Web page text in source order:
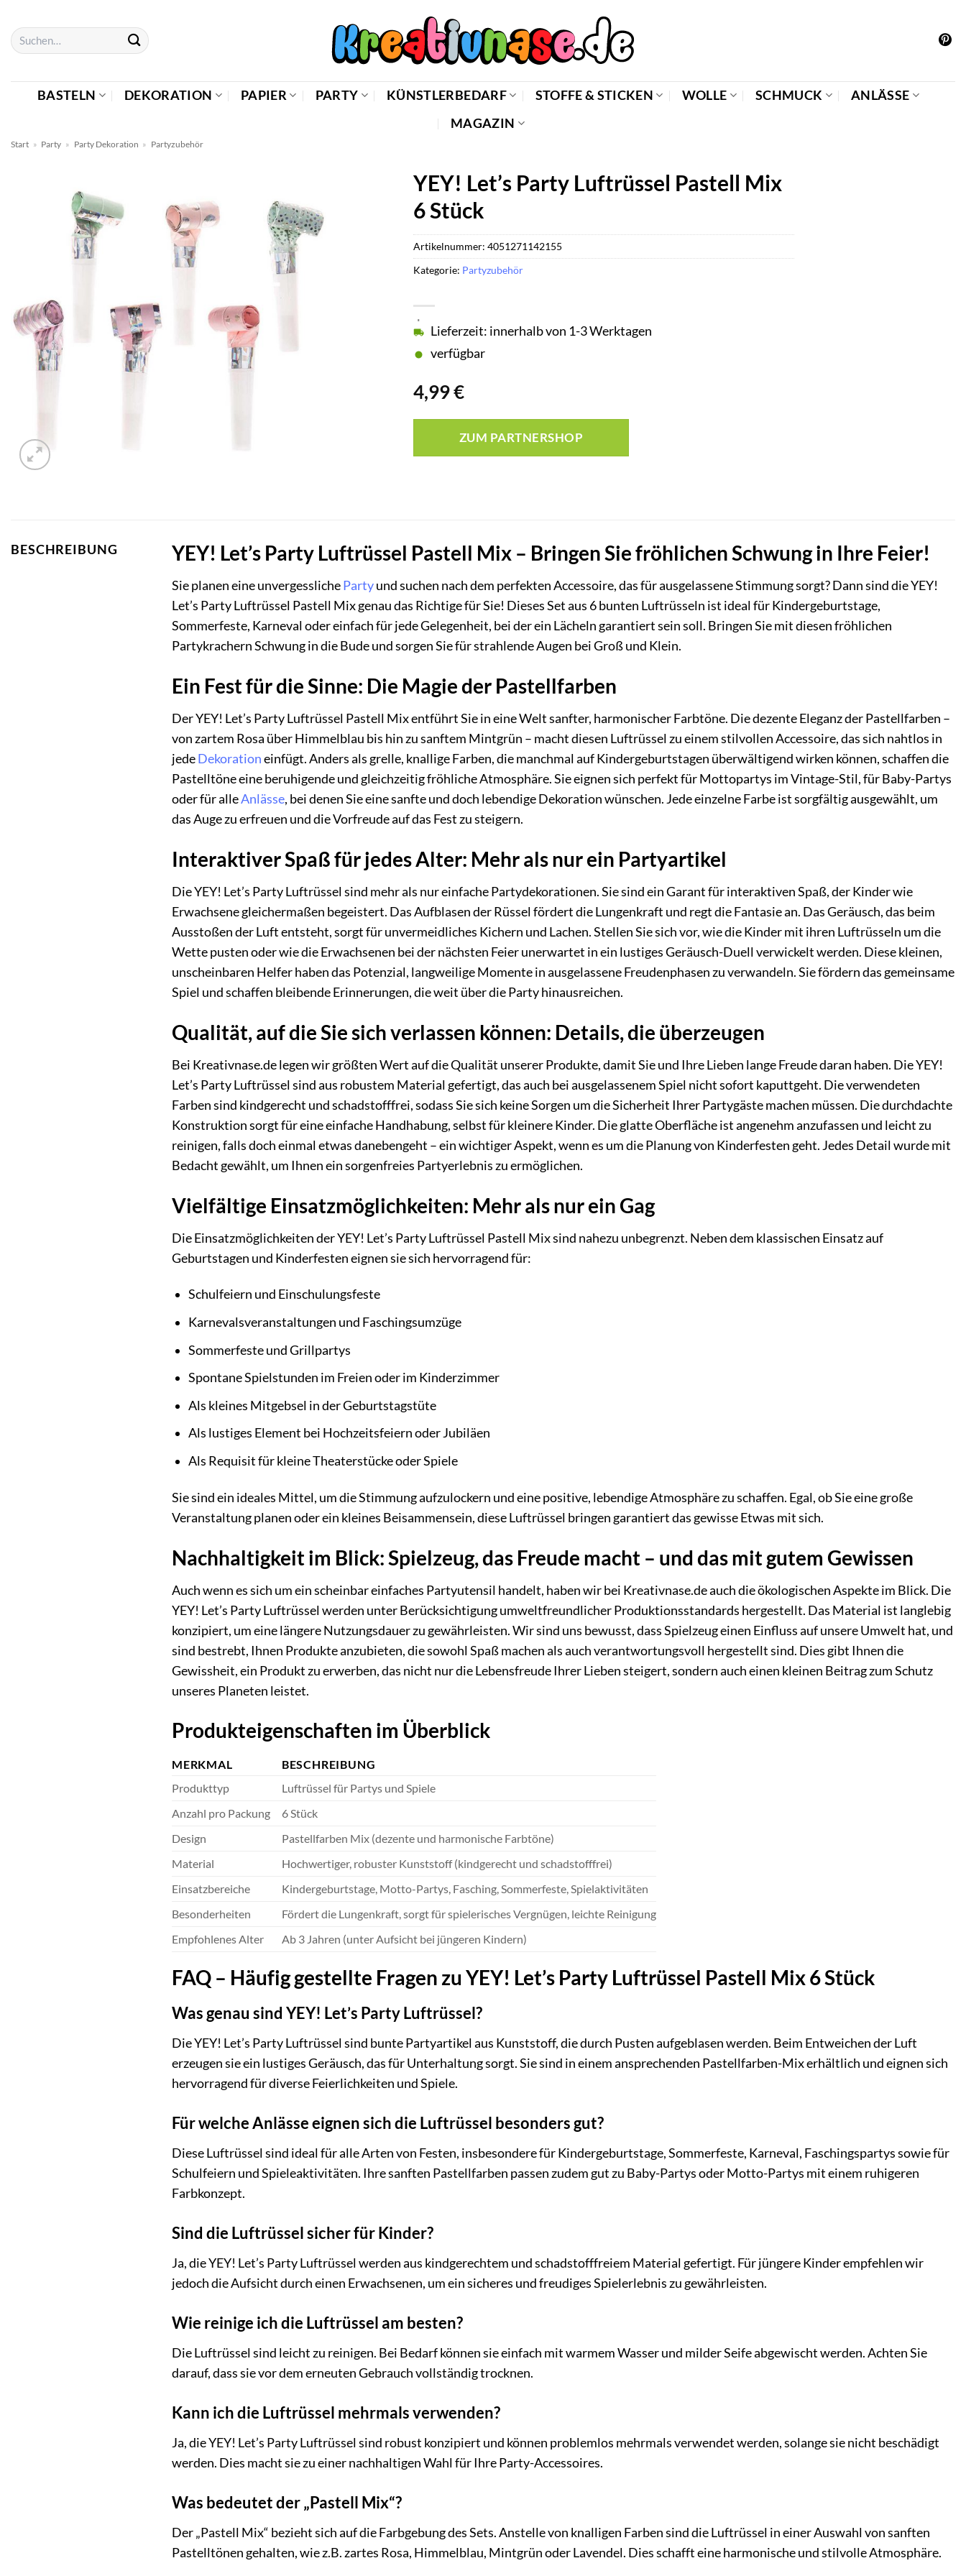
Inhalt
springen
Suchen
nach:
BASTELN DEKORATION PAPIER PARTY KÜNSTLERBEDARF STOFFE & STICKEN WOLLE SCHMUCK
ANLÄSSE
MAGAZIN
Start » Party » Party Dekoration » Partyzubehör
YEY! Let’s Party Luftrüssel Pastell Mix
6 Stück
4,99€
Lieferzeit: innerhalb von 1-3 Werktagen
verfügbar
ZUM PARTNERSHOP
Artikelnummer: 4051271142155
Kategorie: Partyzubehör
BESCHREIBUNG YEY! Let’s Party Luftrüssel Pastell Mix – Bringen Sie fröhlichen Schwung in Ihre Feier!
Sie planen eine unvergesslichePartyund suchen nach dem perfekten Accessoire, das für ausgelassene Stimmung sorgt? Dann sind die YEY!
Let’s Party Luftrüssel Pastell Mix genau das Richtige für Sie! Dieses Set aus 6 bunten Luftrüsseln ist ideal für Kindergeburtstage,
Sommerfeste, Karneval oder einfach für jede Gelegenheit, bei der ein Lächeln garantiert sein soll. Bringen Sie mit diesen fröhlichen
Partykrachern Schwung in die Bude und sorgen Sie für strahlende Augen bei Groß und Klein.
Ein Fest für die Sinne: Die Magie der Pastellfarben
Der YEY! Let’s Party Luftrüssel Pastell Mix entführt Sie in eine Welt sanfter, harmonischer Farbtöne. Die dezente Eleganz der Pastellfarben –
von zartem Rosa über Himmelblau bis hin zu sanftem Mintgrün – macht diesen Luftrüssel zu einem stilvollen Accessoire, das sich nahtlos in
jedeDekorationeinfügt. Anders als grelle, knallige Farben, die manchmal auf Kindergeburtstagen überwältigend wirken können, schaffen die
Pastelltöne eine beruhigende und gleichzeitig fröhliche Atmosphäre. Sie eignen sich perfekt für Mottopartys im Vintage-Stil, für Baby-Partys
oder für alleAnlässe, bei denen Sie eine sanfte und doch lebendige Dekoration wünschen. Jede einzelne Farbe ist sorgfältig ausgewählt, um
das Auge zu erfreuen und die Vorfreude auf das Fest zu steigern.
Interaktiver Spaß für jedes Alter: Mehr als nur ein Partyartikel
Die YEY! Let’s Party Luftrüssel sind mehr als nur einfache Partydekorationen. Sie sind ein Garant für interaktiven Spaß, der Kinder wie
Erwachsene gleichermaßen begeistert. Das Aufblasen der Rüssel fördert die Lungenkraft und regt die Fantasie an. Das Geräusch, das beim
Ausstoßen der Luft entsteht, sorgt für unvermeidliches Kichern und Lachen. Stellen Sie sich vor, wie die Kinder mit ihren Luftrüsseln um die
Wette pusten oder wie die Erwachsenen bei der nächsten Feier unerwartet in ein lustiges Geräusch-Duell verwickelt werden. Diese kleinen,
unscheinbaren Helfer haben das Potenzial, langweilige Momente in ausgelassene Freudenphasen zu verwandeln. Sie fördern das gemeinsame
Spiel und schaffen bleibende Erinnerungen, die weit über die Party hinausreichen.
Qualität, auf die Sie sich verlassen können: Details, die überzeugen
Bei Kreativnase.de legen wir größten Wert auf die Qualität unserer Produkte, damit Sie und Ihre Lieben lange Freude daran haben. Die YEY!
Let’s Party Luftrüssel sind aus robustem Material gefertigt, das auch bei ausgelassenem Spiel nicht sofort kaputtgeht. Die verwendeten
Farben sind kindgerecht und schadstofffrei, sodass Sie sich keine Sorgen um die Sicherheit Ihrer Partygäste machen müssen. Die durchdachte
Konstruktion sorgt für eine einfache Handhabung, selbst für kleinere Kinder. Die glatte Oberfläche ist angenehm anzufassen und leicht zu
reinigen, falls doch einmal etwas danebengeht – ein wichtiger Aspekt, wenn es um die Planung von Kinderfesten geht. Jedes Detail wurde mit
Bedacht gewählt, um Ihnen ein sorgenfreies Partyerlebnis zu ermöglichen.
Vielfältige Einsatzmöglichkeiten: Mehr als nur ein Gag
Die Einsatzmöglichkeiten der YEY! Let’s Party Luftrüssel Pastell Mix sind nahezu unbegrenzt. Neben dem klassischen Einsatz auf
Geburtstagen und Kinderfesten eignen sie sich hervorragend für:
Schulfeiern und Einschulungsfeste
Karnevalsveranstaltungen und Faschingsumzüge
Sommerfeste und Grillpartys
Spontane Spielstunden im Freien oder im Kinderzimmer
Als kleines Mitgebsel in der Geburtstagstüte
Als lustiges Element bei Hochzeitsfeiern oder Jubiläen
Als Requisit für kleine Theaterstücke oder Spiele
Sie sind ein ideales Mittel, um die Stimmung aufzulockern und eine positive, lebendige Atmosphäre zu schaffen. Egal, ob Sie eine große
Veranstaltung planen oder ein kleines Beisammensein, diese Luftrüssel bringen garantiert das gewisse Etwas mit sich.
Nachhaltigkeit im Blick: Spielzeug, das Freude macht – und das mit gutem Gewissen
Auch wenn es sich um ein scheinbar einfaches Partyutensil handelt, haben wir bei Kreativnase.de auch die ökologischen Aspekte im Blick. Die
YEY! Let’s Party Luftrüssel werden unter Berücksichtigung umweltfreundlicher Produktionsstandards hergestellt. Das Material ist langlebig
konzipiert, um eine längere Nutzungsdauer zu gewährleisten. Wir sind uns bewusst, dass Spielzeug einen Einfluss auf unsere Umwelt hat, und
sind bestrebt, Ihnen Produkte anzubieten, die sowohl Spaß machen als auch verantwortungsvoll hergestellt sind. Dies gibt Ihnen die
Gewissheit, ein Produkt zu erwerben, das nicht nur die Lebensfreude Ihrer Lieben steigert, sondern auch einen kleinen Beitrag zum Schutz
unseres Planeten leistet.
Produkteigenschaften im Überblick
MERKMAL
BESCHREIBUNG
Produkttyp
Luftrüssel für Partys und Spiele
Anzahl pro Packung
6 Stück
Design
Pastellfarben Mix (dezente und harmonische Farbtöne)
Material
Hochwertiger, robuster Kunststoff (kindgerecht und schadstofffrei)
Einsatzbereiche
Kindergeburtstage, Motto-Partys, Fasching, Sommerfeste, Spielaktivitäten
Besonderheiten
Fördert die Lungenkraft, sorgt für spielerisches Vergnügen, leichte Reinigung
Empfohlenes Alter
Ab 3 Jahren (unter Aufsicht bei jüngeren Kindern)
FAQ – Häufig gestellte Fragen zu YEY! Let’s Party Luftrüssel Pastell Mix 6 Stück
Was genau sind YEY! Let’s Party Luftrüssel?
Die YEY! Let’s Party Luftrüssel sind bunte Partyartikel aus Kunststoff, die durch Pusten aufgeblasen werden. Beim Entweichen der Luft
erzeugen sie ein lustiges Geräusch, das für Unterhaltung sorgt. Sie sind in einem ansprechenden Pastellfarben-Mix erhältlich und eignen sich
hervorragend für diverse Feierlichkeiten und Spiele.
Für welche Anlässe eignen sich die Luftrüssel besonders gut?
Diese Luftrüssel sind ideal für alle Arten von Festen, insbesondere für Kindergeburtstage, Sommerfeste, Karneval, Faschingspartys sowie für
Schulfeiern und Spieleaktivitäten. Ihre sanften Pastellfarben passen zudem gut zu Baby-Partys oder Motto-Partys mit einem ruhigeren
Farbkonzept.
Sind die Luftrüssel sicher für Kinder?
Ja, die YEY! Let’s Party Luftrüssel werden aus kindgerechtem und schadstofffreiem Material gefertigt. Für jüngere Kinder empfehlen wir
jedoch die Aufsicht durch einen Erwachsenen, um ein sicheres und freudiges Spielerlebnis zu gewährleisten.
Wie reinige ich die Luftrüssel am besten?
Die Luftrüssel sind leicht zu reinigen. Bei Bedarf können sie einfach mit warmem Wasser und milder Seife abgewischt werden. Achten Sie
darauf, dass sie vor dem erneuten Gebrauch vollständig trocknen.
Kann ich die Luftrüssel mehrmals verwenden?
Ja, die YEY! Let’s Party Luftrüssel sind robust konzipiert und können problemlos mehrmals verwendet werden, solange sie nicht beschädigt
werden. Dies macht sie zu einer nachhaltigen Wahl für Ihre Party-Accessoires.
Was bedeutet der „Pastell Mix“?
Der „Pastell Mix“ bezieht sich auf die Farbgebung des Sets. Anstelle von knalligen Farben sind die Luftrüssel in einer Auswahl von sanften
Pastelltönen gehalten, wie z.B. zartes Rosa, Himmelblau, Mintgrün oder Lavendel. Dies schafft eine harmonische und stilvolle Atmosphäre.